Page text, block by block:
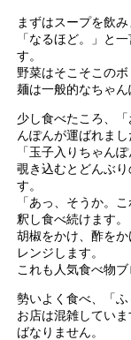
まずはスープを飲み
「なるほど。」と
す。
野菜はそこそこのボ
麺は一般的なちゃん
少し食べたころ、
んぽんが運ばれまし
「玉子入りちゃんぽ
覗き込むとどんぶ
す。
「あっ、そうか。
釈し食べ続けます。
胡椒をかけ、酢を
レンジします。
これも人気食べ物ブ
勢いよく食べ、「ふ
お店は混雑してい
ばなりません。